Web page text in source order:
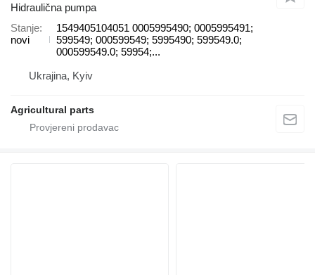
Hidraulična pumpa
Stanje
novi
1549405104051 0005995490; 0005995491;
599549; 000599549; 5995490; 599549.0;
000599549.0; 59954;...
Ukrajina, Kyiv
Agricultural parts